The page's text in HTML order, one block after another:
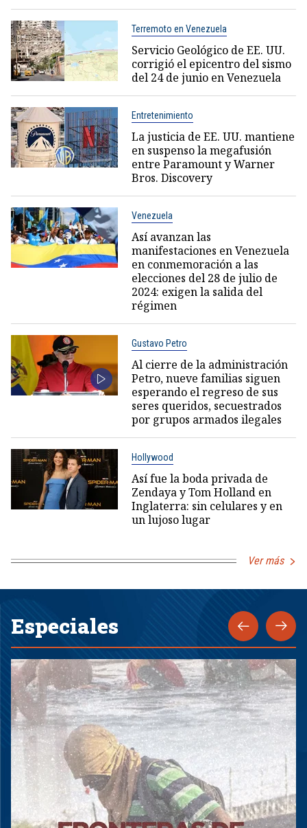
Terremoto en Venezuela
Servicio Geológico de EE. UU.
corrigió el epicentro del sismo
del 24 de junio en Venezuela
Entretenimiento
La justicia de EE. UU. mantiene
en suspenso la megafusión
entre Paramount y Warner
Bros. Discovery
Venezuela
Así avanzan las
manifestaciones en Venezuela
en conmemoración a las
elecciones del 28 de julio de
2024: exigen la salida del
régimen
Gustavo Petro
Al cierre de la administración
Petro, nueve familias siguen
esperando el regreso de sus
seres queridos, secuestrados
por grupos armados ilegales
Hollywood
Así fue la boda privada de
Zendaya y Tom Holland en
Inglaterra: sin celulares y en
un lujoso lugar
Ver más
Especiales